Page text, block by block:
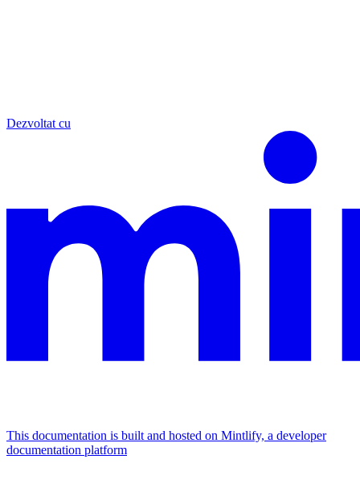
Dezvoltat cu
This documentation is built and hosted on Mintlify, a developer
documentation platform